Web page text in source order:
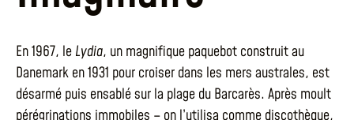
En 1967, le Lydia, un magnifique paquebot construit au
Danemark en 1931 pour croiser dans les mers australes, est
désarmé puis ensablé sur la plage du Barcarès. Après moult
pérégrinations immobiles – on l’utilisa comme discothèque,